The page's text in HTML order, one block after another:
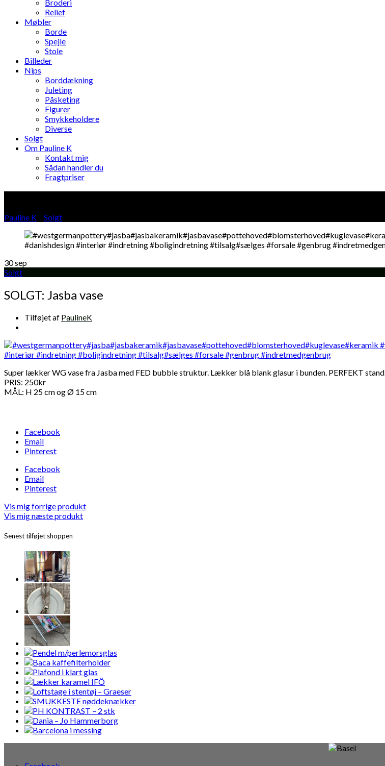
Broderi
Relief
Møbler
Borde
Spejle
Stole
Billeder
Nips
Borddækning
Juleting
Påsketing
Figurer
Smykkeholdere
Diverse
Solgt
Om Pauline K
Kontakt mig
Sådan handler du
Fragtpriser
Pauline K Solgt
30sep
Solgt
SOLGT: Jasba vase
Tilføjet af PaulineK
Super lækker WG vase fra Jasba med FED bubble struktur. Lækker blå blank glasur i bunden. PERFEKT stand.
PRIS: 250kr
MÅL: H 25 cm og Ø 15 cm
Facebook
Email
Pinterest
Facebook
Email
Pinterest
Vis mig forrige produkt
Vis mig næste produkt
Senest tilføjet shoppen